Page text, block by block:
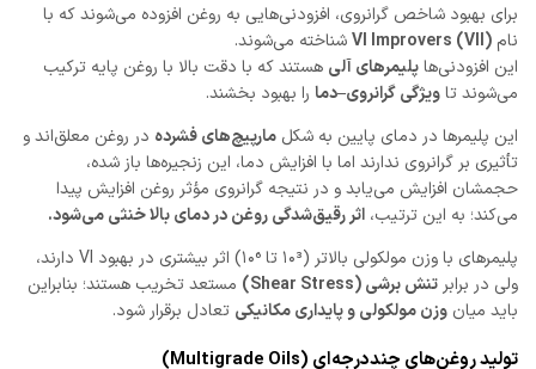
برای بهبود شاخص گرانروی، افزودنی‌هایی به روغن افزوده می‌شوند که با
نام VI Improvers (VII)شناخته می‌شوند.
این افزودنی‌هاپلیمرهای آلی هستند که با دقت بالا با روغن پایه ترکیب
می‌شوند تاویژگی گرانروی–دما را بهبود بخشند.
این پلیمرها در دمای پایین به شکل مارپیچ‌های فشرده در روغن معلق‌اند و
تأثیری بر گرانروی ندارند اما با افزایش دما، این زنجیره‌ها باز شده،
حجمشان افزایش می‌یابد و در نتیجه گرانروی مؤثر روغن افزایش پیدا
می‌کند؛ به این ترتیب، اثر رقیق‌شدگی روغن در دمای بالا خنثی می‌شود.
پلیمرهای با وزن مولکولی بالاتر (۱۰³ تا ۱۰⁶) اثر بیشتری در بهبود VI دارند،
ولی در برابر تنش برشی (Shear Stress)
مستعد تخریب هستند؛ بنابراین
باید میان وزن مولکولی و پایداری مکانیکی تعادل برقرار شود.
تولید روغن‌های چنددرجه‌ای (Multigrade Oils)